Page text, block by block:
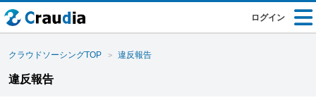
ログイン
クラウドソーシングTOP 違反報告
違反報告